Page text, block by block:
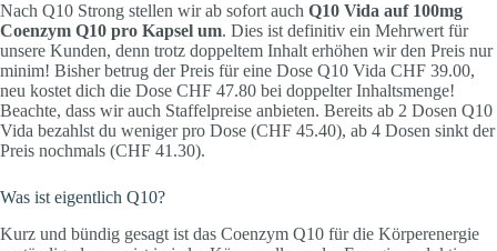
Nach Q10 Strong stellen wir ab sofort auch Q10 Vida auf 100mg
Coenzym Q10 pro Kapsel um. Dies ist definitiv ein Mehrwert für
unsere Kunden, denn trotz doppeltem Inhalt erhöhen wir den Preis nur
minim! Bisher betrug der Preis für eine Dose Q10 Vida CHF 39.00,
neu kostet dich die Dose CHF 47.80 bei doppelter Inhaltsmenge!
Beachte, dass wir auch Staffelpreise anbieten. Bereits ab 2 Dosen Q10
Vida bezahlst du weniger pro Dose (CHF 45.40), ab 4 Dosen sinkt der
Preis nochmals (CHF 41.30).
Was ist eigentlich Q10?
Kurz und bündig gesagt ist das Coenzym Q10 für die Körperenergie